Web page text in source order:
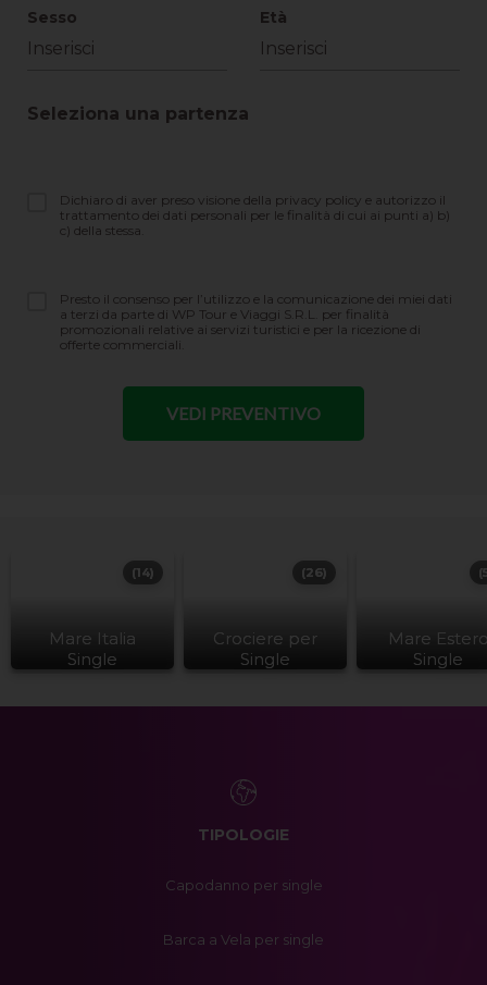
Sesso Età
Seleziona una partenza
Dichiaro di aver preso visione della privacy policy e autorizzo il
trattamento dei dati personali per le finalità di cui ai punti a) b)
c) della stessa.
Presto il consenso per l’utilizzo e la comunicazione dei miei dati
a terzi da parte di WP Tour e Viaggi S.R.L. per finalità
promozionali relative ai servizi turistici e per la ricezione di
offerte commerciali.
Mare Italia
Single
(14)
Crociere per
Single
(26)
Mare
Single
TIPOLOGIE
Capodanno per single
Barca a Vela per single